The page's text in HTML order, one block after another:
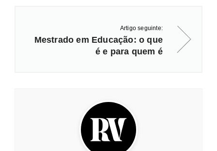
Artigo seguinte:
Mestrado em Educação: o que
é e para quem é